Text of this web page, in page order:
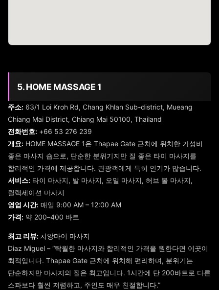
5. HOME MASSAGE 1
주소: 63/1 Loi Kroh Rd, Chang Khlan Sub-district, Mueang
Chiang Mai District, Chiang Mai 50100, Thailand
전화번호: +66 53 276 239
개요: HOME MASSAGE 1은 Thapae Gate 근처에 위치한 가성비
좋은 마사지 숍으로, 단순한 분위기지만 질 좋은 타이 마사지를
합리적인 가격에 제공합니다. 관광객에게 특히 인기가 많습니다.
서비스: 타이 마사지, 발 마사지, 오일 마사지, 허브 볼 마사지,
릴랙세이션 마사지
영업 시간: 매일 9:00 AM – 12:00 AM
가격: 약 200–400 바트
최고 리뷰: 치앙마이 마사지
Diaz Miguel – “탁월한 마사지와 합리적인 가격을 원한다면 이곳이
최적입니다. Thapae Gate 근처에 위치해 편리하며, 분위기는
단순하지만 마사지의 질은 최고입니다. 1시간에 단 200바트로 다른
스파보다 훨씬 저렴하고, 주인도 매우 친절합니다.”